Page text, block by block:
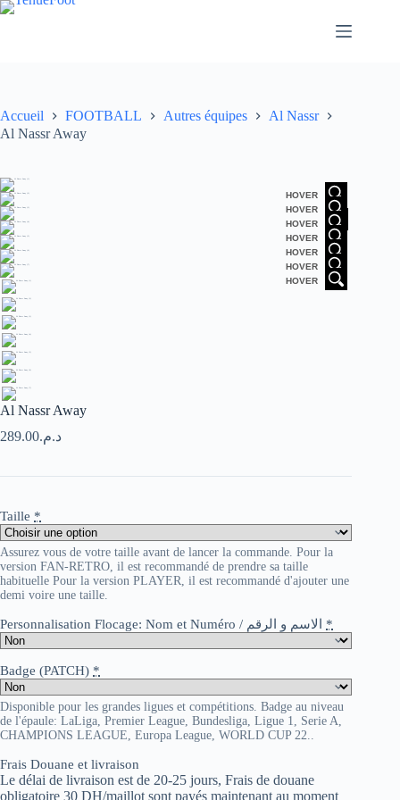
Passer
Accueil FOOTBALL Autres équipes
Al Nassr
Al Nassr Away
HOVER
HOVER
HOVER
HOVER
HOVER
HOVER
HOVER
Al Nassr Away
د.م.289.00
Taille *
Assurez vous de votre taille avant de lancer la commande. Pour la
version FAN-RETRO, il est recommandé de prendre sa taille
habituelle Pour la version PLAYER, il est recommandé d'ajouter une
demi voire une taille.
Personnalisation Flocage: Nom et Numéro / الاسم و الرقم *
Badge (PATCH) *
Disponible pour les grandes ligues et compétitions. Badge au niveau
de l'épaule: LaLiga, Premier League, Bundesliga, Ligue 1, Serie A,
CHAMPIONS LEAGUE, Europa League, WORLD CUP 22..
Frais Douane et livraison
Le délai de livraison est de 20-25 jours, Frais de douane
obligatoire 30 DH/maillot sont payés maintenant au moment